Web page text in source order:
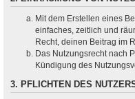
Mit dem Erstellen eines
einfaches, zeitlich und
Recht, deinen Beitrag im
Das Nutzungsrecht nach
Kündigung des
3. PFLICHTEN DES